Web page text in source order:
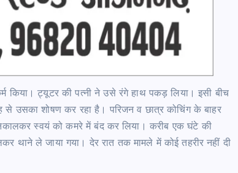
किया। ट्यूटर की पत्नी ने उसे रंगे हाथ पकड़ लिया। इसी बीच
से उसका शोषण कर रहा है। परिजन व छात्र कोचिंग के बाहर
स्वयं को कमरे में बंद कर लिया। करीब एक घंटे की
थाने ले जाया गया। देर रात तक मामले में कोई तहरीर नहीं दी